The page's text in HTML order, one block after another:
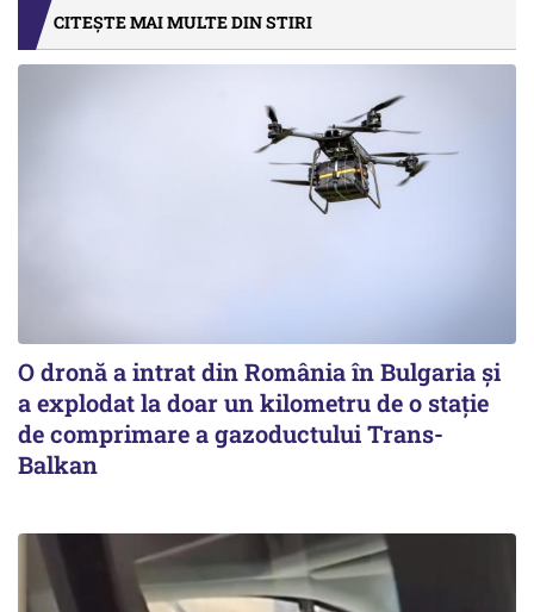
CITEȘTE MAI MULTE DIN STIRI
O dronă a intrat din România în Bulgaria şi
a explodat la doar un kilometru de o stație
de comprimare a gazoductului Trans-
Balkan